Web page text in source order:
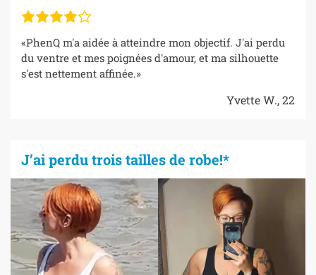
«PhenQ m'a aidée à atteindre mon objectif. J'ai perdu
du ventre et mes poignées d'amour, et ma silhouette
s'est nettement affinée.»
Yvette W., 22
J’ai perdu trois tailles de robe!*